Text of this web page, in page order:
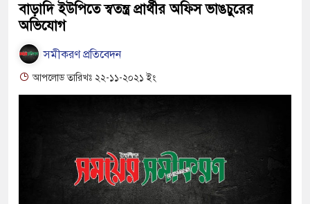
বাড়াদি ইউপিতে স্বতন্ত্র প্রার্থীর অফিস ভাঙচুরের
অভিযোগ
সমীকরণ প্রতিবেদন
আপলোড তারিখঃ ২২-১১-২০২১ ইং